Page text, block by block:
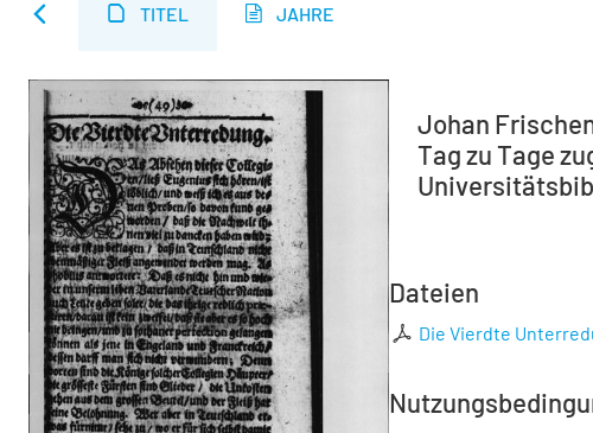
TITEL JAHRE
Johan
Tag zu Tage
Dateien
Die Vierdte